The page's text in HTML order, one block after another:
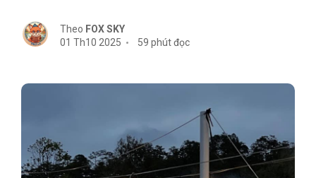
Theo FOX SKY
01 Th10 2025
59 phút đọc